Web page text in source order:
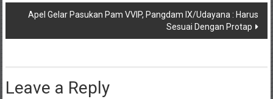
Apel Gelar Pasukan Pam VVIP, Pangdam IX/Udayana : Harus
Sesuai Dengan Protap
Leave a Reply